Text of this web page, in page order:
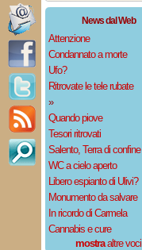
News dal Web
Attenzione
Condannato a morte
Ufo?
Ritrovate le tele rubate
»
Quando piove
Tesori ritrovati
Salento, Terra di confine
WC a cielo aperto
Libero espianto di Ulivi?
Monumento da salvare
In ricordo di Carmela
Cannabis e cure
mostraaltre voci